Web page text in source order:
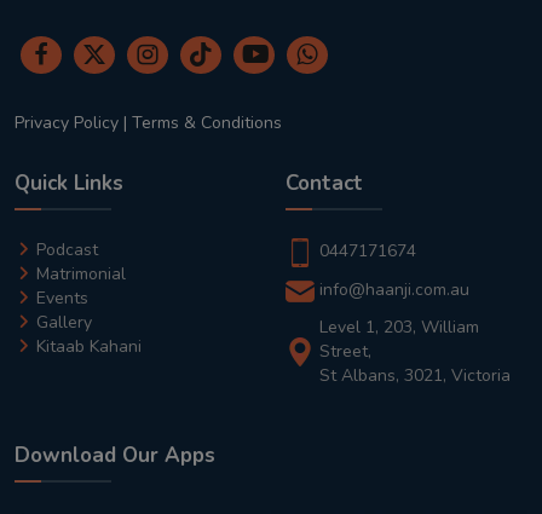
Privacy Policy | Terms & Conditions
Quick Links
Podcast
Matrimonial
Events
Gallery
Kitaab Kahani
Contact
0447171674
info@haanji.com.au
Level 1, 203, William
Street,
St Albans, 3021, Victoria
Download Our Apps